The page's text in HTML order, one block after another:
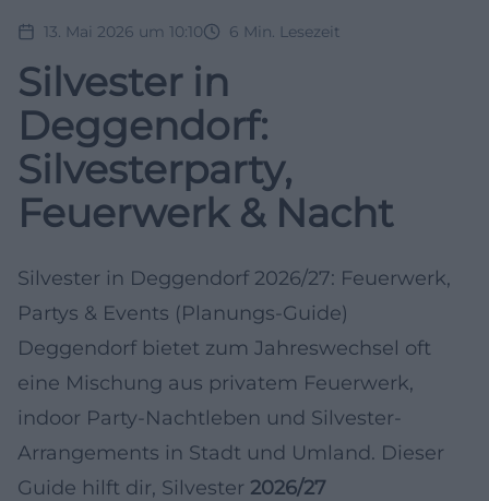
13. Mai 2026 um 10:10 6 Min. Lesezeit
Silvester in
Deggendorf:
Silvesterparty,
Feuerwerk & Nacht
Silvester in Deggendorf 2026/27: Feuerwerk,
Partys & Events (Planungs-Guide)
Deggendorf bietet zum Jahreswechsel oft
eine Mischung aus privatem Feuerwerk,
indoor Party-Nachtleben und Silvester-
Arrangements in Stadt und Umland. Dieser
Guide hilft dir, Silvester 2026/27